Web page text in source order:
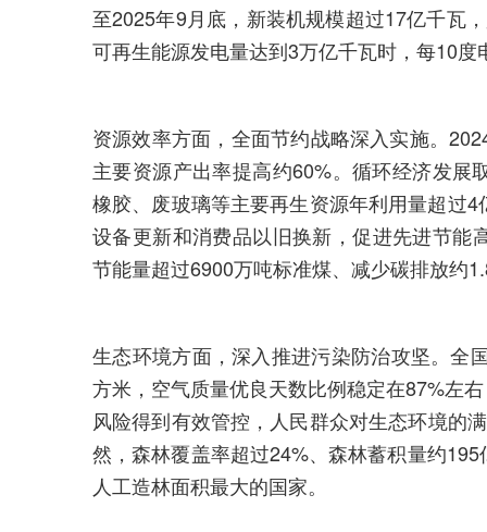
至2025年9月底，新装机规模超过17亿千瓦
可再生能源发电量达到3万亿千瓦时，每10度
资源效率方面，全面节约战略深入实施。
主要资源产出率提高约60%。循环经济发展
橡胶、废玻璃等主要再生资源年利用量超过
设备更新和消费品以旧换新，促进先进节能
节能量超过6900万吨标准煤、减少碳排放约
生态环境方面，深入推进污染防治攻坚。全
方米，空气质量优良天数比例稳定在87%左
风险得到有效管控，人民群众对生态环境的
然，森林覆盖率超过24%、森林蓄积量约
人工造林面积最大的国家。